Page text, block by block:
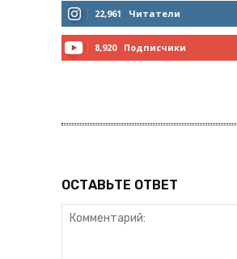
МНЕ НРАВИТСЯ
22,961 Читатели
8,920 Подписчики
ОСТАВЬТЕ ОТВЕТ